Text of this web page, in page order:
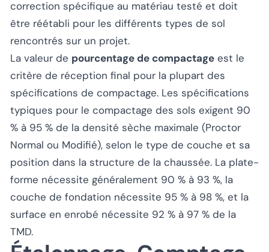
correction spécifique au matériau testé et doit
être réétabli pour les différents types de sol
rencontrés sur un projet.
La valeur de pourcentage de compactage est le
critère de réception final pour la plupart des
spécifications de compactage. Les spécifications
typiques pour le compactage des sols exigent 90
% à 95 % de la densité sèche maximale (Proctor
Normal ou Modifié), selon le type de couche et sa
position dans la structure de la chaussée. La plate-
forme nécessite généralement 90 % à 93 %, la
couche de fondation nécessite 95 % à 98 %, et la
surface en enrobé nécessite 92 % à 97 % de la
TMD.